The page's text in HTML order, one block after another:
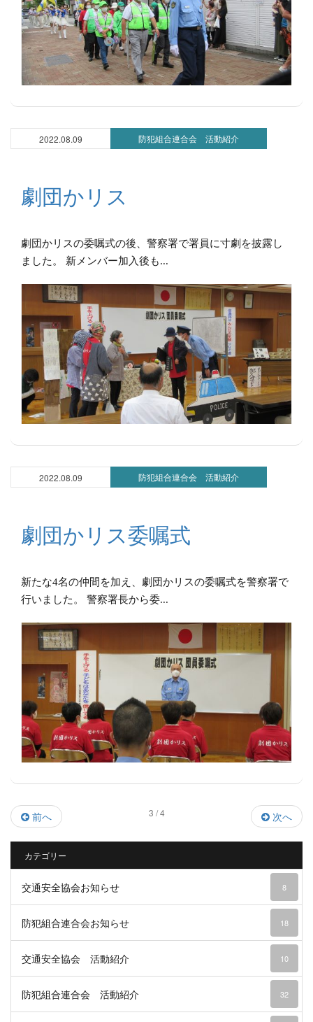
2022.08.09 防犯組合連合会 活動紹介
劇団かリス
劇団かリスの委嘱式の後、警察署で署員に寸劇を披露し
ました。 新メンバー加入後も...
2022.08.09 防犯組合連合会 活動紹介
劇団かリス委嘱式
新たな4名の仲間を加え、劇団かリスの委嘱式を警察署で
行いました。 警察署長から委...
前へ 3 / 4 次へ
カテゴリー
交通安全協会お知らせ 8
防犯組合連合会お知らせ 18
交通安全協会 活動紹介 10
防犯組合連合会 活動紹介 32